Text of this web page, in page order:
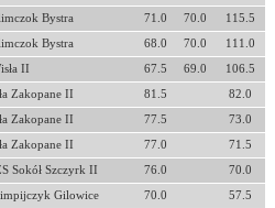
Bystra 71.0 70.0 115.5
Bystra 68.0 70.0 111.0
II 67.5 69.0 106.5
Zakopane II 81.5 82.0
Zakopane II 77.5 73.0
Zakopane II 77.0 71.5
Sokół Szczyrk II 76.0 70.0
Gilowice 70.0 57.5